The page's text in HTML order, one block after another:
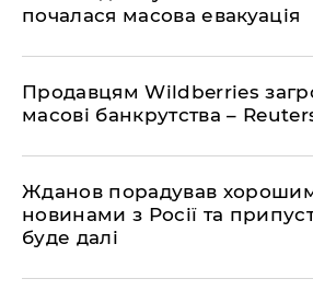
почалася масова евакуація
Продавцям Wildberries
масові банкрутства –
Жданов порадував
новинами з Росії та
буде далі